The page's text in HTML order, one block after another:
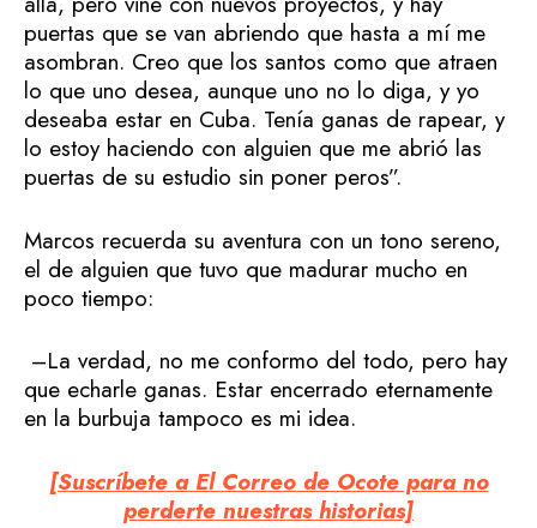
puertas que se van abriendo que hasta a mí me
asombran. Creo que los santos como que atraen
lo que uno desea, aunque uno no lo diga, y yo
deseaba estar en Cuba. Tenía ganas de rapear, y
lo estoy haciendo con alguien que me abrió las
puertas de su estudio sin poner peros”.
Marcos recuerda su aventura con un tono sereno,
el de alguien que tuvo que madurar mucho en
poco tiempo:
–La verdad, no me conformo del todo, pero hay
que echarle ganas. Estar encerrado eternamente
en la burbuja tampoco es mi idea.
[Suscríbete a El Correo de Ocote para no
perderte nuestras historias]